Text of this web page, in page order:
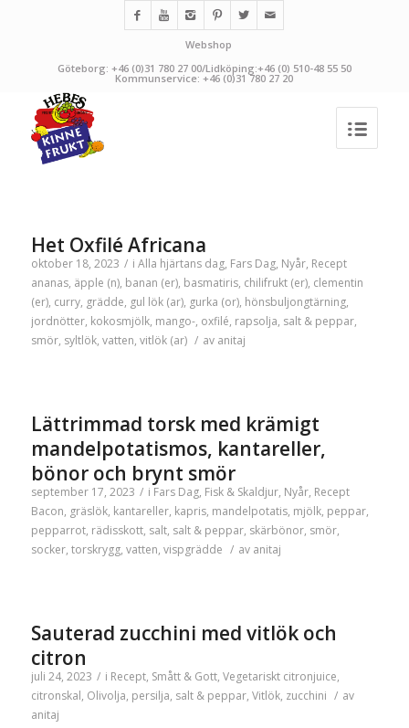
Webshop
Göteborg: +46 (0)31 780 27 00/Lidköping:+46 (0) 510-48 55 50
Kommunservice: +46 (0)31 780 27 20
Het Oxfilé Africana
oktober 18, 2023 / i Alla hjärtans dag, Fars Dag, Nyår, Recept
ananas, äpple (n), banan (er), basmatiris, chilifrukt (er), clementin
(er), curry, grädde, gul lök (ar), gurka (or), hönsbuljongtärning,
jordnötter, kokosmjölk, mango-, oxfilé, rapsolja, salt & peppar,
smör, syltlök, vatten, vitlök (ar) / av anitaj
Lättrimmad torsk med krämigt
mandelpotatismos, kantareller,
bönor och brynt smör
september 17, 2023 / i Fars Dag, Fisk & Skaldjur, Nyår, Recept
Bacon, gräslök, kantareller, kapris, mandelpotatis, mjölk, peppar,
pepparrot, rädisskott, salt, salt & peppar, skärbönor, smör,
socker, torskrygg, vatten, vispgrädde / av anitaj
Sauterad zucchini med vitlök och
citron
juli 24, 2023 / i Recept, Smått & Gott, Vegetariskt citronjuice,
citronskal, Olivolja, persilja, salt & peppar, Vitlök, zucchini / av
anitaj